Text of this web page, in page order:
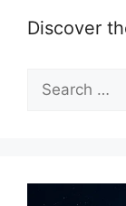
Discover
Search
for: